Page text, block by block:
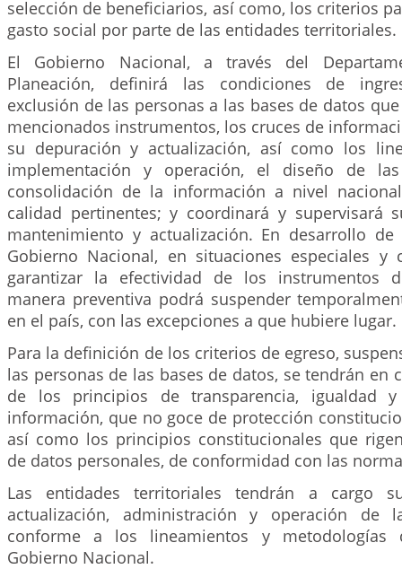
selección de beneficiarios, así como, los criterios
gasto social por parte de las entidades territoriales.
El Gobierno Nacional, a través del
Planeación, definirá las condiciones de
exclusión de las personas a las bases de datos
mencionados instrumentos, los cruces de
su depuración y actualización, así como los
implementación y operación, el diseño de
consolidación de la información a nivel
calidad pertinentes; y coordinará y supervisará
mantenimiento y actualización. En desarrollo
Gobierno Nacional, en situaciones especiales
garantizar la efectividad de los instrumentos
manera preventiva podrá suspender
en el país, con las excepciones a que hubiere lugar.
Para la definición de los criterios de egreso,
las personas de las bases de datos, se tendrán en
de los principios de transparencia, igualdad
información, que no goce de protección
así como los principios constitucionales que
de datos personales, de conformidad con las
Las entidades territoriales tendrán a cargo
actualización, administración y operación de
conforme a los lineamientos y metodologías
Gobierno Nacional.